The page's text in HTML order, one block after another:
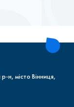
н, місто Вінниця,